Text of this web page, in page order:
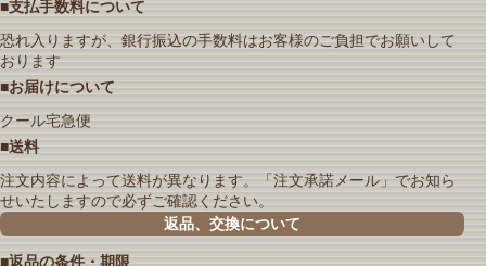
■支払手数料について
恐れ入りますが、銀行振込の手数料はお客様のご負担でお願いして
おります
■お届けについて
クール宅急便
■送料
注文内容によって送料が異なります。「注文承諾メール」でお知ら
せいたしますので必ずご確認ください。
返品、交換について
■返品の条件・期限